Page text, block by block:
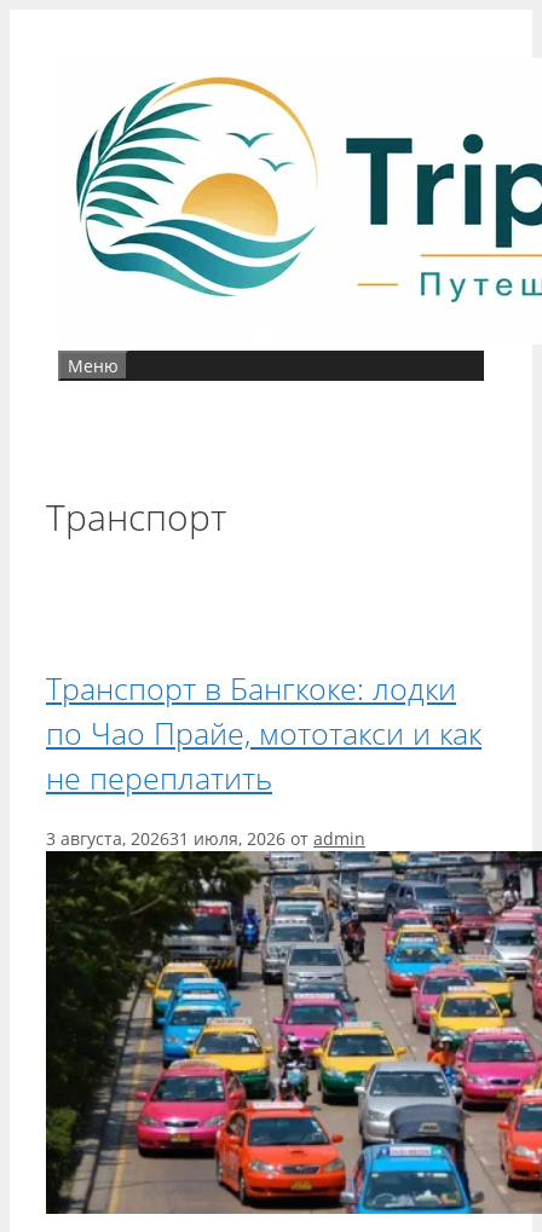
Меню
Транспорт
Транспорт в Бангкоке: лодки
по Чао Прайе, мототакси и как
не переплатить
3 августа, 202631 июля, 2026 от admin